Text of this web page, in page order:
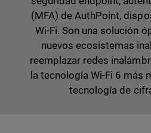
(MFA) de AuthPoint,
Wi-Fi. Son una solución
nuevos ecosistemas
reemplazar redes
la tecnología Wi-Fi 6 más
tecnología de